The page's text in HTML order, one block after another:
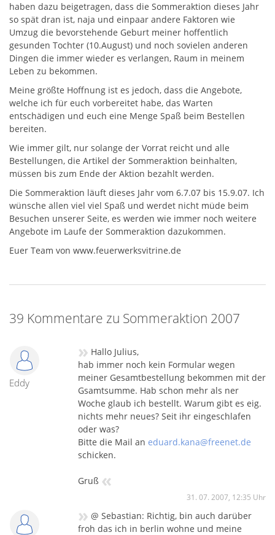
haben dazu beigetragen, dass die Sommeraktion dieses Jahr
so spät dran ist, naja und einpaar andere Faktoren wie
Umzug die bevorstehende Geburt meiner hoffentlich
gesunden Tochter (10.August) und noch sovielen anderen
Dingen die immer wieder es verlangen, Raum in meinem
Leben zu bekommen.
Meine größte Hoffnung ist es jedoch, dass die Angebote,
welche ich für euch vorbereitet habe, das Warten
entschädigen und euch eine Menge Spaß beim Bestellen
bereiten.
Wie immer gilt, nur solange der Vorrat reicht und alle
Bestellungen, die Artikel der Sommeraktion beinhalten,
müssen bis zum Ende der Aktion bezahlt werden.
Die Sommeraktion läuft dieses Jahr vom 6.7.07 bis 15.9.07. Ich
wünsche allen viel viel Spaß und werdet nicht müde beim
Besuchen unserer Seite, es werden wie immer noch weitere
Angebote im Laufe der Sommeraktion dazukommen.
Euer Team von www.feuerwerksvitrine.de
39 Kommentare zu Sommeraktion 2007
Eddy
» Hallo Julius,
hab immer noch kein Formular wegen
meiner Gesamtbestellung bekommen mit der
Gsamtsumme. Hab schon mehr als ner
Woche glaub ich bestellt. Warum gibt es eig.
nichts mehr neues? Seit ihr eingeschlafen
oder was?
Bitte die Mail an eduard.kana@freenet.de
schicken.
Gruß «
31. 07. 2007, 12:35 Uhr
» @ Sebastian: Richtig, bin auch darüber
froh das ich in berlin wohne und meine